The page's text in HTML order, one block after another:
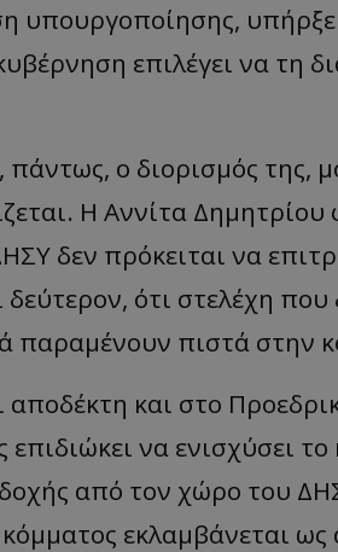
υπουργοποίησης,
επιλέγει να τη
πάντως, ο διορισμός της,
Η Αννίτα
δεν πρόκειται να
ότι στελέχη που
παραμένουν πιστά στην
αποδέκτη και στο
επιδιώκει να ενισχύσει
από τον χώρο του
εκλαμβάνεται
ASP.NET_SessionId
__cf_bm
__cf_bm